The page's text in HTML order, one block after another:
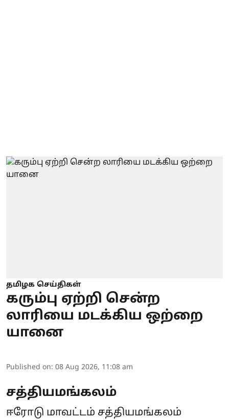
தமிழக செய்திகள்
கரும்பு ஏற்றி சென்ற
லாரியை மடக்கிய ஒற்றை
யானை
Published on: 08 Aug 2026, 11:08 am
சத்தியமங்கலம்
ஈரோடு மாவட்டம் சத்தியமங்கலம்